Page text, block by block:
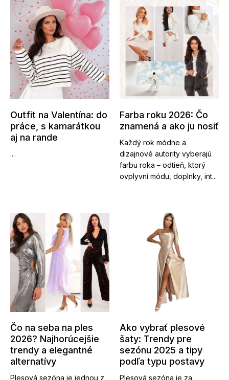
Outfit na Valentína: do
práce, s kamarátkou
aj na rande
...
Farba roku 2026: Čo
znamená a ako ju nosiť
Každý rok módne a
dizajnové autority vyberajú
farbu roka – odtieň, ktorý
ovplyvní módu, doplnky, int...
Čo na seba na ples
2026? Najhorúcejšie
trendy a elegantné
alternatívy
Plesová sezóna je jednou z
Ako vybrať plesové
šaty: Trendy pre
sezónu 2025 a tipy
podľa typu postavy
Plesová sezóna je za